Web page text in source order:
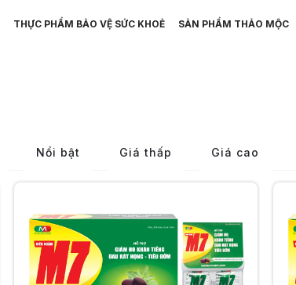
THỰC PHẨM BẢO VỆ SỨC KHOẺ SẢN PHẨM THẢO MỘC
Nổi bật Giá thấp Giá cao